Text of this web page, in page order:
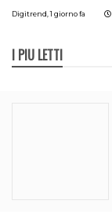
Digitrend,1 giorno fa
I PIÙ LETTI